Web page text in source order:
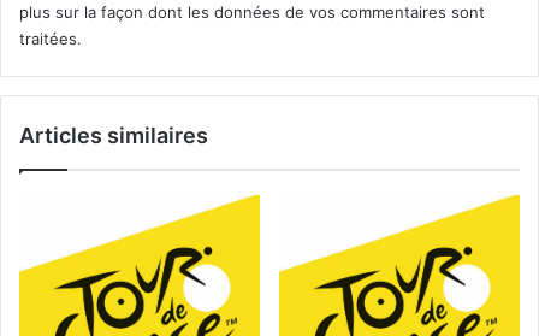
plus sur la façon dont les données de vos commentaires sont
traitées.
Articles similaires